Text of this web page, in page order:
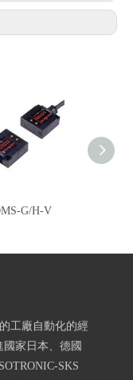
G/H-V
工廠自動化的經
家日本、德國
SKS